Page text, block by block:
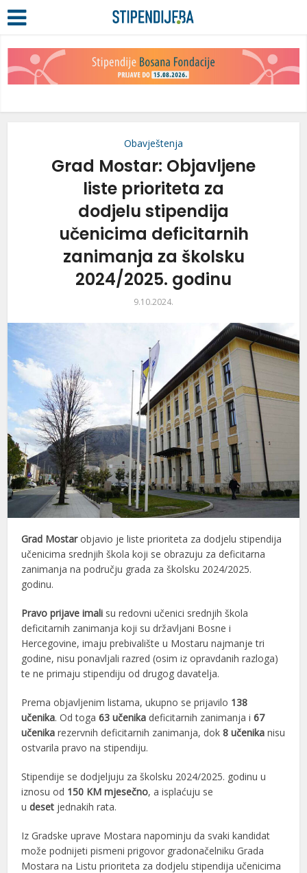
Obavještenja
Grad Mostar: Objavljene
liste prioriteta za
dodjelu stipendija
učenicima deficitarnih
zanimanja za školsku
2024/2025. godinu
9.10.2024.
Grad Mostarobjavio je liste prioriteta za dodjelu stipendija
učenicima srednjih škola koji se obrazuju za deficitarna
zanimanja na području grada za školsku 2024/2025.
godinu.
Pravo prijave imali su redovni učenici srednjih škola
deficitarnih zanimanja koji su državljani Bosne i
Hercegovine, imaju prebivalište u Mostaru najmanje tri
godine, nisu ponavljali razred (osim iz opravdanih razloga)
te ne primaju stipendiju od drugog davatelja.
Prema objavljenim listama, ukupno se prijavilo 138
učenika. Od toga63 učenika deficitarnih zanimanja i67
učenika rezervnih deficitarnih zanimanja, dok 8 učenika nisu
ostvarila pravo na stipendiju.
Stipendije se dodjeljuju za školsku 2024/2025. godinu u
iznosu od 150 KM mjesečno, a isplaćuju se
udeset jednakih rata.
Iz Gradske uprave Mostara napominju da svaki kandidat
može podnijeti pismeni prigovor gradonačelniku Grada
Mostara na Listu prioriteta za dodjelu stipendija učenicima